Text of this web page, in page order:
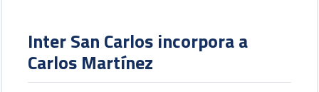
Inter San Carlos incorpora a
Carlos Martínez